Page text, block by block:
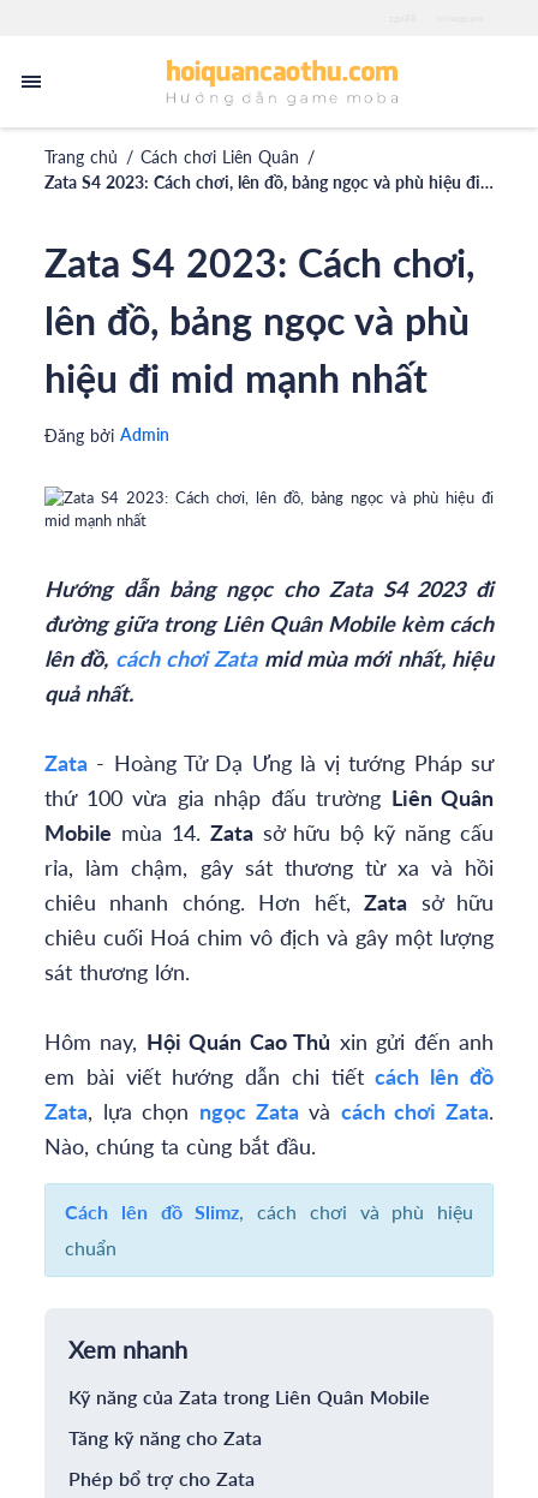
Trang chủ / Cách chơi Liên Quân /
Zata S4 2023: Cách chơi, lên đồ, bảng ngọc và phù hiệu đi mid mạnh nhất
Zata S4 2023: Cách chơi,
lên đồ, bảng ngọc và phù
hiệu đi mid mạnh nhất
Đăng bởi Admin
Hướng dẫn bảng ngọc cho Zata S4 2023 đi
đường giữa trong Liên Quân Mobile kèm cách
lên đồ, cách chơi Zatamid mùa mới nhất, hiệu
quả nhất.
Zata - Hoàng Tử Dạ Ưng là vị tướng Pháp sư
thứ 100 vừa gia nhập đấu trường Liên Quân
Mobile mùa 14. Zatasở hữu bộ kỹ năng cấu
rỉa, làm chậm, gây sát thương từ xa và hồi
chiêu nhanh chóng. Hơn hết,Zata sở hữu
chiêu cuối Hoá chim vô địch và gây một lượng
sát thương lớn.
Hôm nay, Hội Quán Cao Thủ xin gửi đến anh
em bài viết hướng dẫn chi tiếtcách lên đồ
Zata, lựa chọn ngọc Zatavà cách chơi Zata.
Nào, chúng ta cùng bắt đầu.
Cách lên đồ Slimz , cách chơi và phù hiệu
chuẩn
Xem nhanh
Kỹ năng của Zata trong Liên Quân Mobile
Tăng kỹ năng cho Zata
Phép bổ trợ cho Zata